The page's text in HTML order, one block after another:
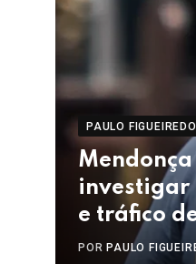
PAULO FIGUEIREDO
investigar
e tráfico
POR PAULO